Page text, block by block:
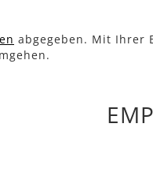
abgegeben. Mit Ihrer